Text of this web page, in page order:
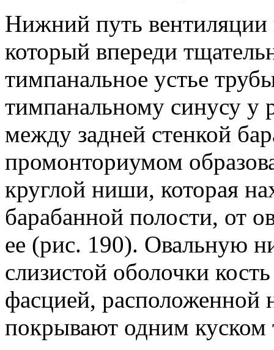
Нижний путь вентиляции
который впереди
тимпанальное устье
тимпанальному синусу у
между задней стенкой
промонториумом
круглой ниши, которая
барабанной полости, от
ее (рис. 190). Овальную
слизистой оболочки
фасцией,
покрывают одним куском